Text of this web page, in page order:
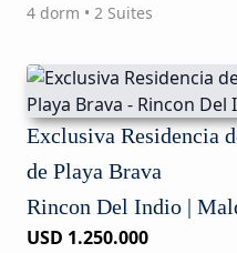
4 dorm • 2 Suites
Exclusiva Residencia
de Playa Brava
Rincon Del Indio |
USD 1.250.000